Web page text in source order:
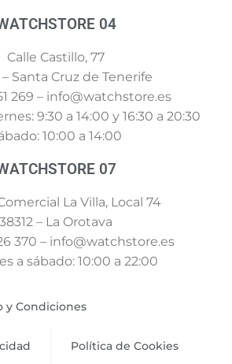
04
Calle Castillo, 77
Santa Cruz de Tenerife
269 – info@watchstore.es
9:30 a 14:00 y 16:30 a 20:30
10:00 a 14:00
07
La Villa, Local 74
38312 – La Orotava
370 – info@watchstore.es
a sábado: 10:00 a 22:00
y Condiciones
Política de Cookies